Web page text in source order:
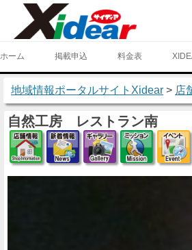
ホーム 掲載申込 料金表
地域情報ポータルサイトXidear > 店
自然工房 レストラン南
店舗情報新着情報ギャラリーミッシ